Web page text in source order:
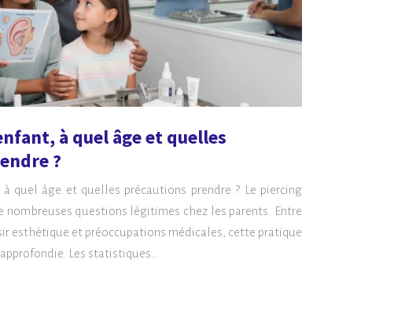
à quel âge et quelles
?
quel âge et quelles précautions prendre ? Le piercing
nombreuses questions légitimes chez les parents. Entre
esthétique et préoccupations médicales, cette pratique
Les statistiques…